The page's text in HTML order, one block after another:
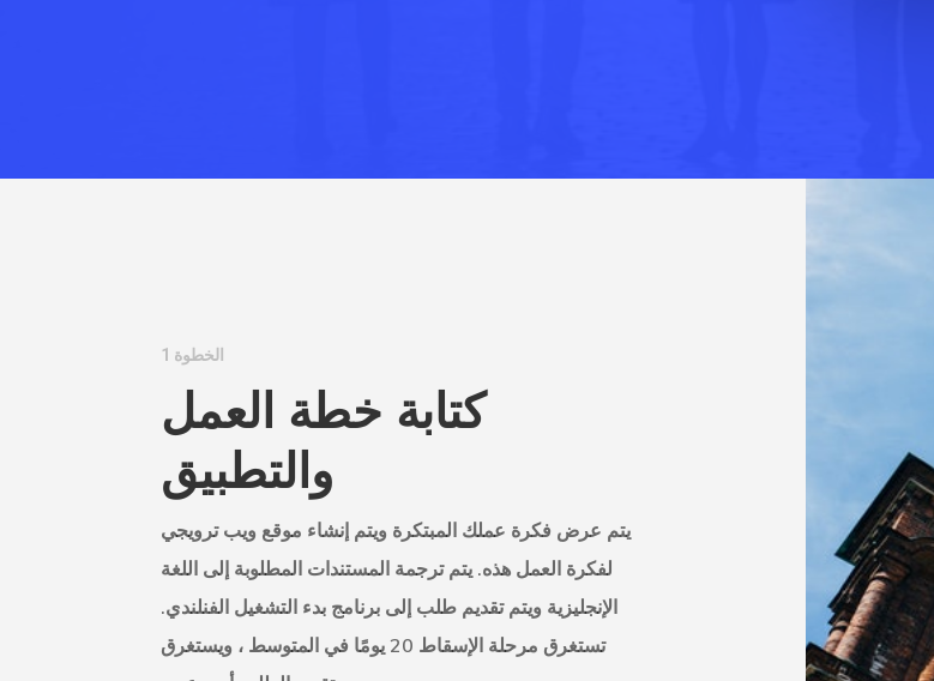
الخطوة 1
كتابة خطة العمل
والتطبيق
يتم عرض فكرة عملك المبتكرة ويتم إنشاء موقع ويب ترويجي
لفكرة العمل هذه. يتم ترجمة المستندات المطلوبة إلى اللغة
الإنجليزية ويتم تقديم طلب إلى برنامج بدء التشغيل الفنلندي.
تستغرق مرحلة الإسقاط 20 يومًا في المتوسط ، ويستغرق